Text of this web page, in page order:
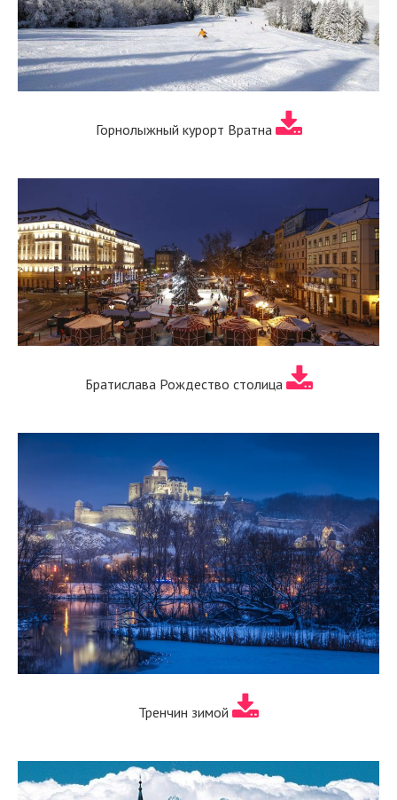
Горнолыжный курорт Вратна
Братислава Рождество столица
Тренчин зимой